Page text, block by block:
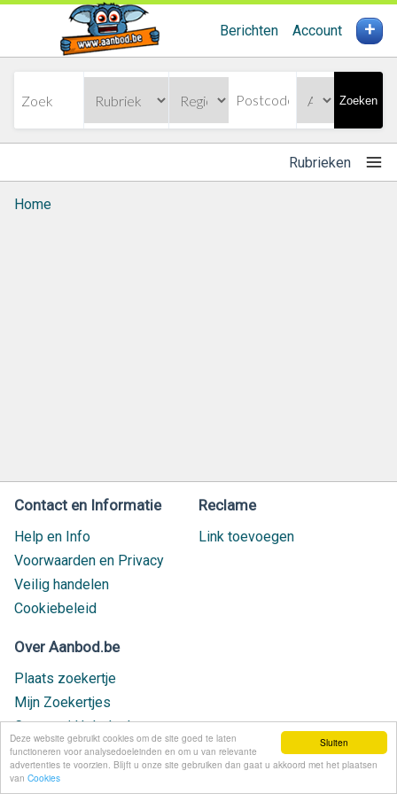
Sluiten
Deze website gebruikt cookies om de site goed te laten
functioneren voor analysedoeleinden en om u van relevante
advertenties te voorzien. Blijft u onze site gebruiken dan gaat u akkoord met het plaatsen
van Cookies
Berichten Account +
Zoeken
Rubrieken
Home
Contact en Informatie
Help en Info
Voorwaarden en Privacy
Veilig handelen
Cookiebeleid
Reclame
Link toevoegen
Over Aanbod.be
Plaats zoekertje
Mijn Zoekertjes
Contact / Helpdesk
Nieuw geplaatst